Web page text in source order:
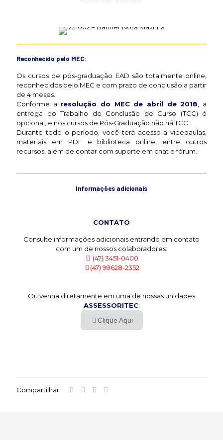
Reconhecido pelo MEC:
Os cursos de pós-graduação EAD são totalmente online,
reconhecidos pelo MEC e com prazo de conclusão a partir
de 4 meses.
Conforme a resolução do MEC de abril de 2018 , a
entrega do Trabalho de Conclusão de Curso (TCC) é
opcional, e nos cursos de Pós-Graduação não há TCC.
Durante todo o período, você terá acesso a videoaulas,
materiais em PDF e biblioteca online, entre outros
recursos, além de contar com suporte em chat e fórum.
Informações adicionais
CONTATO
Consulte informações adicionais entrando em contato
com um de nossos colaboradores:
(47) 3451-0400
(47) 99628-2352
Ou venha diretamente em uma de nossas unidades
ASSESSORITEC:
Clique Aqui
Compartilhar